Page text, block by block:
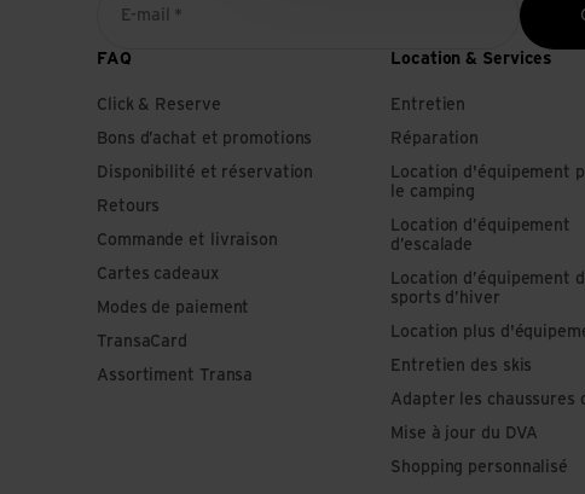
E-mail *
FAQ
Click & Reserve
Bons d’achat et promotions
Disponibilité et réservation
Retours
Commande et livraison
Cartes cadeaux
Modes de paiement
TransaCard
Assortiment Transa
Location & Services
Entretien
Réparation
Location d'équipement
le camping
Location d’équipement
d’escalade
Location d’équipement
sports d’hiver
Location plus
Entretien des skis
Adapter les chaussures
Mise à jour du DVA
Shopping personnalisé